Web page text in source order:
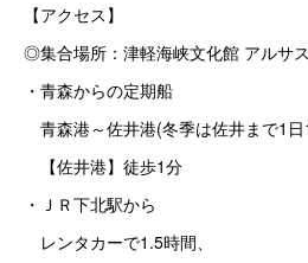
【アクセス】
◎集合場所：津軽海峡文化館 アルサス
・青森からの定期船
青森港～佐井港(冬季は佐井まで1
【佐井港】徒歩1分
・ＪＲ下北駅から
レンタカーで1.5時間、